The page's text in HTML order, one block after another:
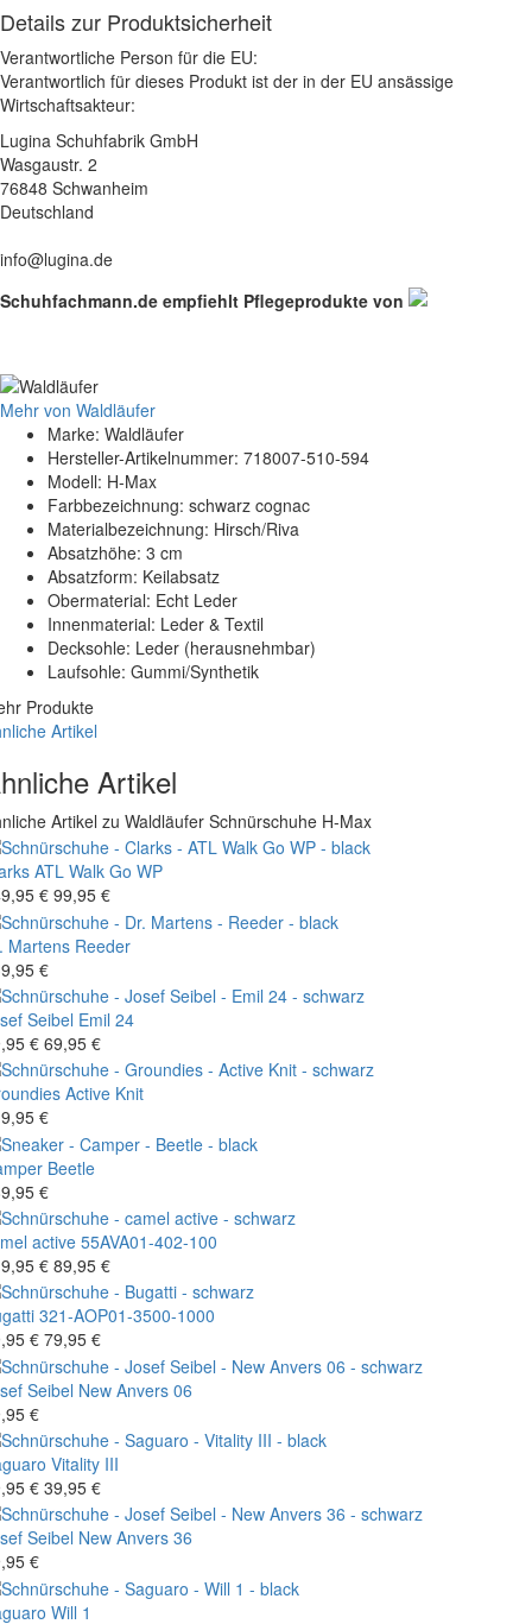
Details zur Produktsicherheit
Verantwortliche Person für die EU:
Verantwortlich für dieses Produkt ist der in der EU ansässige
Wirtschaftsakteur:
Lugina Schuhfabrik GmbH
Wasgaustr. 2
76848 Schwanheim
Deutschland
info@lugina.de
Schuhfachmann.de empfiehlt Pflegeprodukte von
Mehr von Waldläufer
Marke: Waldläufer
Hersteller-Artikelnummer: 718007-510-594
Modell: H-Max
Farbbezeichnung: schwarz cognac
Materialbezeichnung: Hirsch/Riva
Absatzhöhe: 3 cm
Absatzform: Keilabsatz
Obermaterial: Echt Leder
Innenmaterial: Leder & Textil
Decksohle: Leder (herausnehmbar)
Laufsohle: Gummi/Synthetik
Produkte
Artikel
Artikel
Artikel zu Waldläufer Schnürschuhe H-Max
ATL Walk Go WP
€ 99,95 €
Martens Reeder
€
Seibel Emil 24
€ 69,95 €
Active Knit
€
Beetle
€
active 55AVA01-402-100
€ 89,95 €
321-AOP01-3500-1000
€ 79,95 €
Seibel New Anvers 06
€
Vitality III
€ 39,95 €
Seibel New Anvers 36
€
Will 1